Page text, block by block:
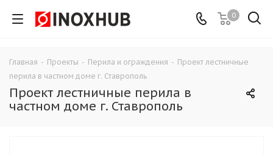
0
Главная - Проекты - Перила и ограждения - Проект лестничные
перила в частном доме г. Ставрополь
Проект лестничные перила в
частном доме г. Ставрополь